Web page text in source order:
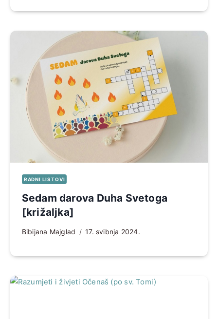
RADNI LISTOVI
Sedam darova Duha Svetoga
[križaljka]
Bibijana Majglad 17. svibnja 2024.